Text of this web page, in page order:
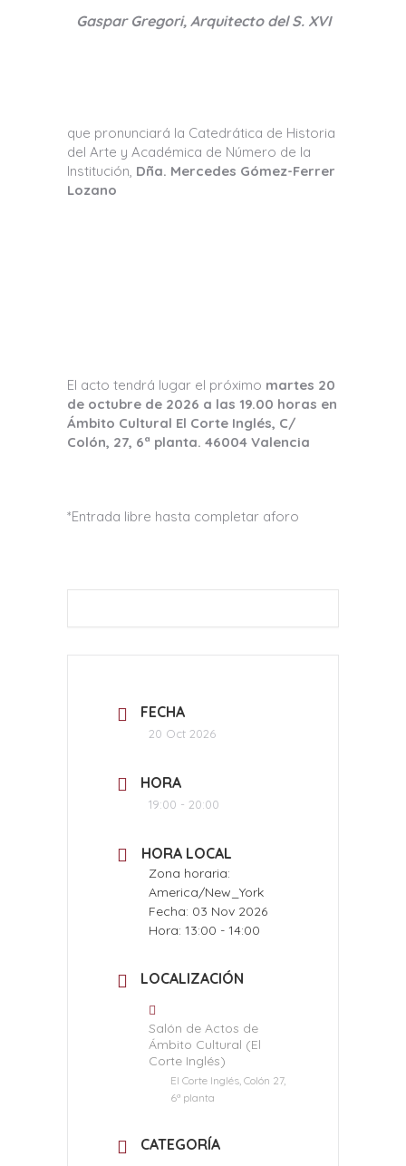
Gaspar Gregori, Arquitecto del S. XVI
que pronunciará la Catedrática de Historia
del Arte y Académica de Número de la
Institución, Dña. Mercedes Gómez-Ferrer
Lozano
El acto tendrá lugar el próximo martes 20
de octubre de 2026 a las 19.00 horas en
Ámbito Cultural El Corte Inglés, C/
Colón, 27, 6ª planta. 46004 Valencia
*Entrada libre hasta completar aforo
FECHA
20 Oct 2026
HORA
19:00 - 20:00
HORA LOCAL
Zona horaria:
America/New_York
Fecha: 03 Nov 2026
Hora: 13:00 - 14:00
LOCALIZACIÓN
Salón de Actos de
Ámbito Cultural (El
Corte Inglés)
El Corte Inglés, Colón 27,
6ª planta
CATEGORÍA